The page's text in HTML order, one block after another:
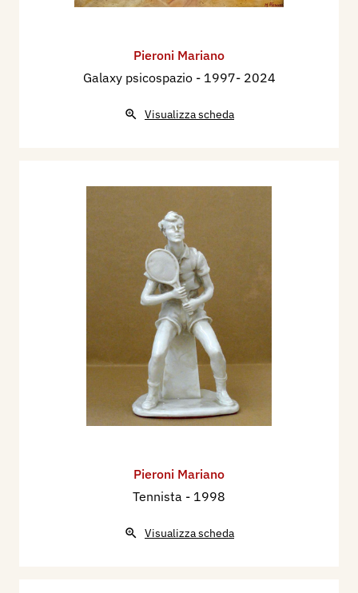
Pieroni Mariano
Galaxy psicospazio - 1997- 2024
Visualizza scheda
Pieroni Mariano
Tennista - 1998
Visualizza scheda